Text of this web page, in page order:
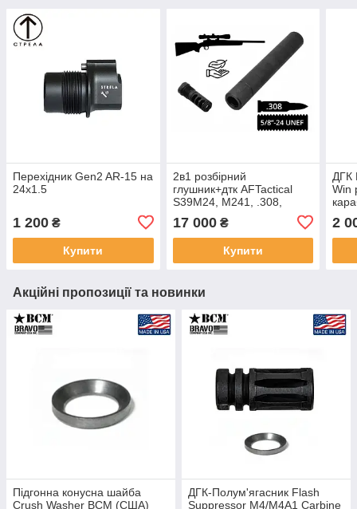
Перехідник Gen2 AR-15 на
24х1.5
1 200 ₴
Купити
2в1 розбірний
глушник+дтк AFTactical
S39M24, M241, .308,
Болтовик .223
17 000₴
Купити
ДГК
Win
2
Акційні пропозиції та новинки
Підгонна конусна шайба
Crush Washer BCM (США)
ДГК-Полум'ягасник Flash
Suppressor М4/М4А1 Carbine